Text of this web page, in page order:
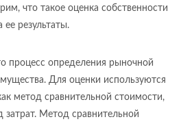
что такое оценка собственности
результаты.
процесс определения рыночной
Для оценки используются
метод сравнительной стоимости,
Метод сравнительной